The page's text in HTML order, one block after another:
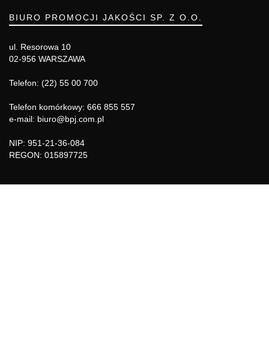
BIURO PROMOCJI JAKOŚCI SP. Z O.O.
ul. Resorowa 10
02-956 WARSZAWA
Telefon: (22) 55 00 700
Telefon komórkowy: 666 855 557
e-mail: biuro@bpj.com.pl
NIP: 951-21-36-084
REGON: 015897725